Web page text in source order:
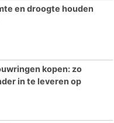
en droogte houden
kopen: zo
in te leveren op